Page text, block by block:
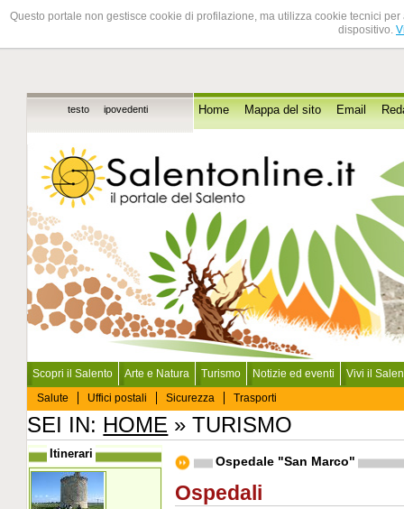
Questo portale non gestisce cookie di profilazione, ma utilizza cookie tecnici
dispositivo.
testo ipovedenti Home Mappa del sito Email
Scopri il Salento Arte e Natura Turismo Notizie ed eventi
Vivi il
Salute
Uffici postali Sicurezza Trasporti
SEI IN: HOME » TURISMO
Ospedale "San Marco"
Ospedali
Itinerari